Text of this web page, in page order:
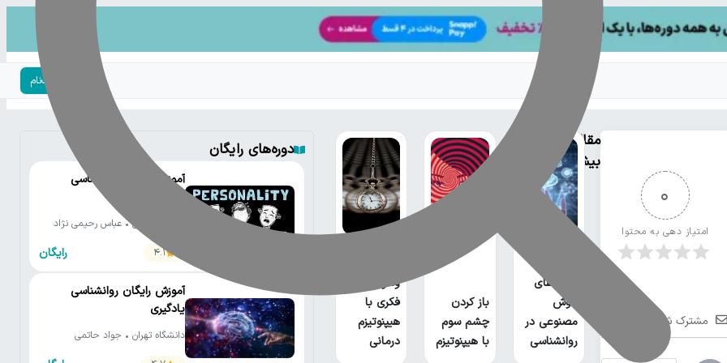
ورود | ثبت‌نام
0
امتیاز دهی به محتوا
مشترک شوید
مقالات
بیشتر
کاربردهای
هوش
مصنوعی در
روانشناسی
باز کردن
چشم سوم
با هیپنوتیزم
وسواس
فکری با
هیپنوتیزم
درمانی
دوره‌های رایگان
آموزش رایگان روانشناسی
دانشگاه تهران • عباس رحیمی نژاد
4.1
رایگان
آموزش رایگان روانشناسی
یادگیری
دانشگاه تهران • جواد حاتمی